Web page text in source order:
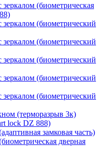
(биометрическая
(биометрический
(биометрический
(биометрический
(биометрический
(биометрический
(терморазрыв 3к)
lock DZ 888)
замковая часть)
дверная